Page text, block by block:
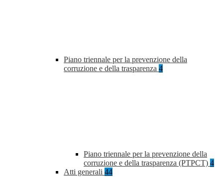
Piano triennale per la prevenzione della
corruzione e della trasparenza 4
Piano triennale per la prevenzione della
corruzione e della trasparenza (PTPCT) 4
Atti generali 44